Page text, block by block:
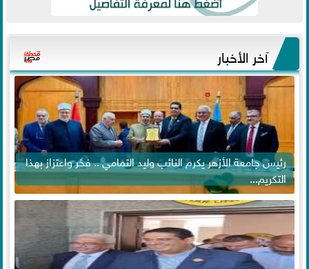
آخر الأخبار
رئيس جامعة الأزهر يكرم النائب وليد التمامي .. فخر واعتزاز بهذا
التكريم...